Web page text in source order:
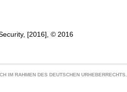
[2016], © 2016
IM RAHMEN DES DEUTSCHEN URHEBERRECHTS.